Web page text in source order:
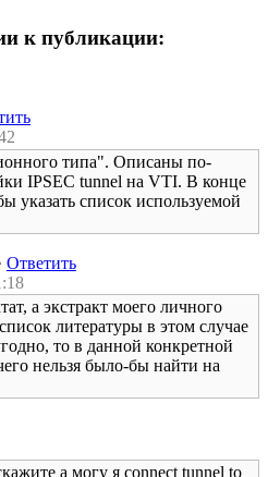
к публикации:
типа". Описаны по-
IPSEC tunnel на VTI. В конце
указать список используемой
Ответить
а экстракт моего личного
литературы в этом случае
то в данной конкретной
нельзя было-бы найти на
а могу я connect tunnel to